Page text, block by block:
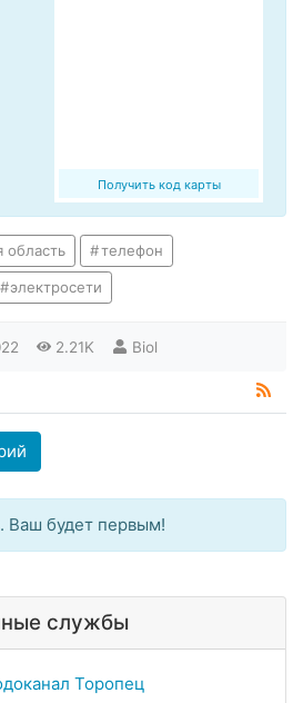
Получить код карты
область телефон
электросети
2.21K Biol
Ваш будет первым!
службы
Торопец